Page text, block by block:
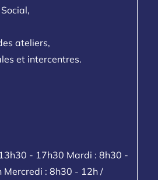
ateliers,
et intercentres.
- 17h30 Mardi : 8h30 -
Mercredi : 8h30 - 12h /